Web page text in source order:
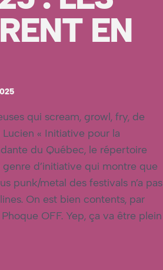
EN
qui scream, growl, fry, de
« Initiative pour la
du Québec, le répertoire
d’initiative qui montre que
punk/metal des festivals n’a pas
On est bien contents, par
OFF. Yep, ça va être plein